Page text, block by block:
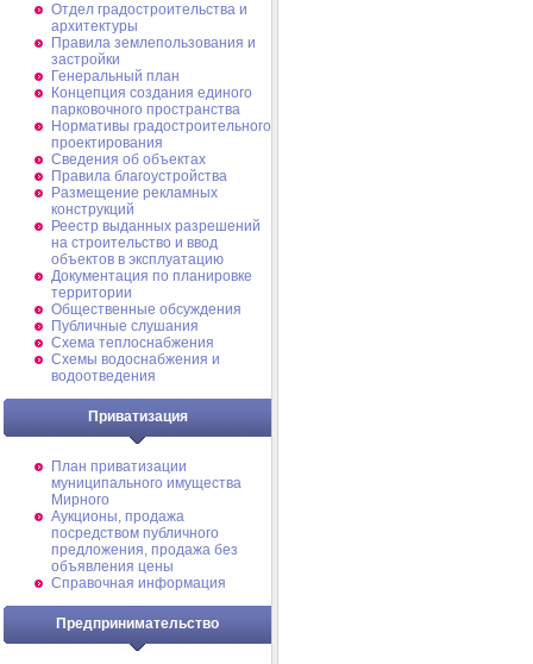
Отдел градостроительства и
архитектуры
Правила землепользования и
застройки
Генеральный план
Концепция создания единого
парковочного пространства
Нормативы градостроительного
проектирования
Сведения об объектах
Правила благоустройства
Размещение рекламных
конструкций
Реестр выданных разрешений
на строительство и ввод
объектов в эксплуатацию
Документация по планировке
территории
Общественные обсуждения
Публичные слушания
Схема теплоснабжения
Схемы водоснабжения и
водоотведения
Приватизация
План приватизации
муниципального имущества
Мирного
Аукционы, продажа
посредством публичного
предложения, продажа без
объявления цены
Справочная информация
Предпринимательство